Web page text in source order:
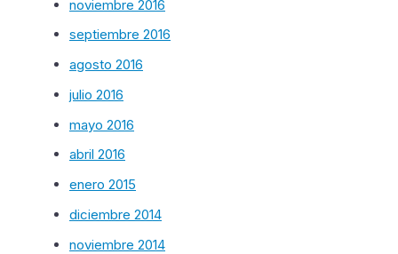
noviembre 2016
septiembre 2016
agosto 2016
julio 2016
mayo 2016
abril 2016
enero 2015
diciembre 2014
noviembre 2014